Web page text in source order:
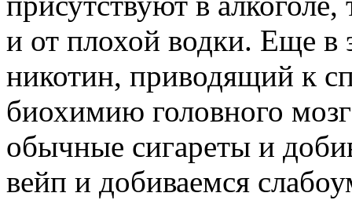
и от плохой водки. Еще в
никотин, приводящий к
биохимию головного
обычные сигареты и
вейп и добиваемся